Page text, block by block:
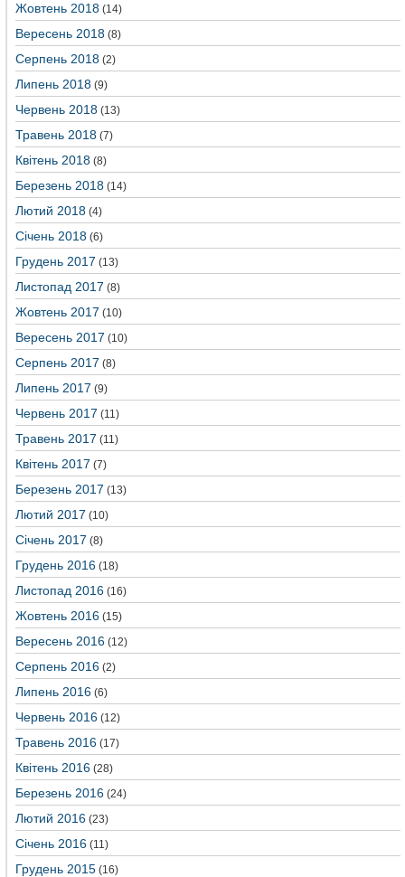
Жовтень 2018 (14)
Вересень 2018 (8)
Серпень 2018 (2)
Липень 2018 (9)
Червень 2018 (13)
Травень 2018 (7)
Квітень 2018 (8)
Березень 2018 (14)
Лютий 2018 (4)
Січень 2018 (6)
Грудень 2017 (13)
Листопад 2017 (8)
Жовтень 2017 (10)
Вересень 2017 (10)
Серпень 2017 (8)
Липень 2017 (9)
Червень 2017 (11)
Травень 2017 (11)
Квітень 2017 (7)
Березень 2017 (13)
Лютий 2017 (10)
Січень 2017 (8)
Грудень 2016 (18)
Листопад 2016 (16)
Жовтень 2016 (15)
Вересень 2016 (12)
Серпень 2016 (2)
Липень 2016 (6)
Червень 2016 (12)
Травень 2016 (17)
Квітень 2016 (28)
Березень 2016 (24)
Лютий 2016 (23)
Січень 2016 (11)
Грудень 2015 (16)